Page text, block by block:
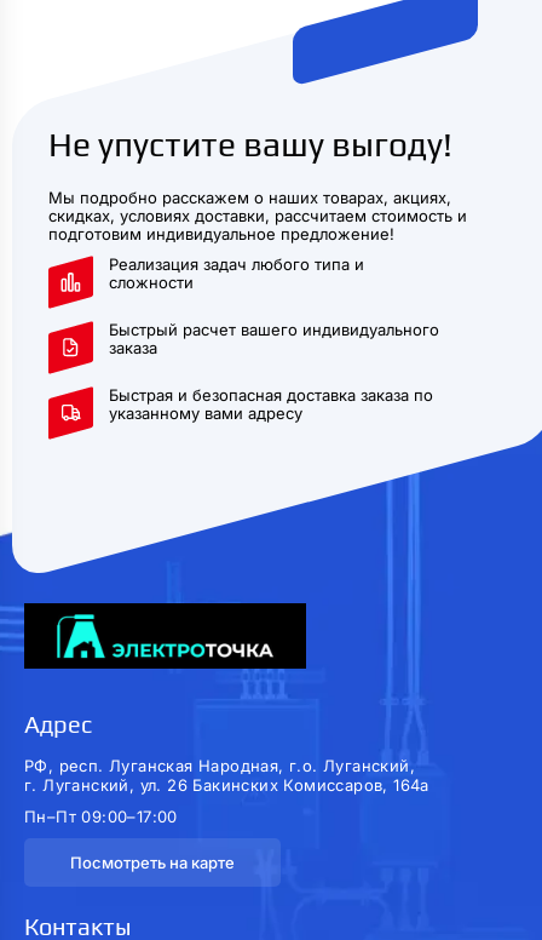
Не упустите вашу выгоду!
Мы подробно расскажем о наших товарах, акциях,
скидках, условиях доставки, рассчитаем стоимость и
подготовим индивидуальное предложение!
Реализация задач любого типа и
сложности
Быстрый расчет вашего индивидуального
заказа
Быстрая и безопасная доставка заказа по
указанному вами адресу
Адрес
РФ, респ. Луганская Народная, г.о. Луганский,
г. Луганский, ул. 26 Бакинских Комиссаров, 164а
Пн–Пт 09:00–17:00
Посмотреть на карте
Контакты